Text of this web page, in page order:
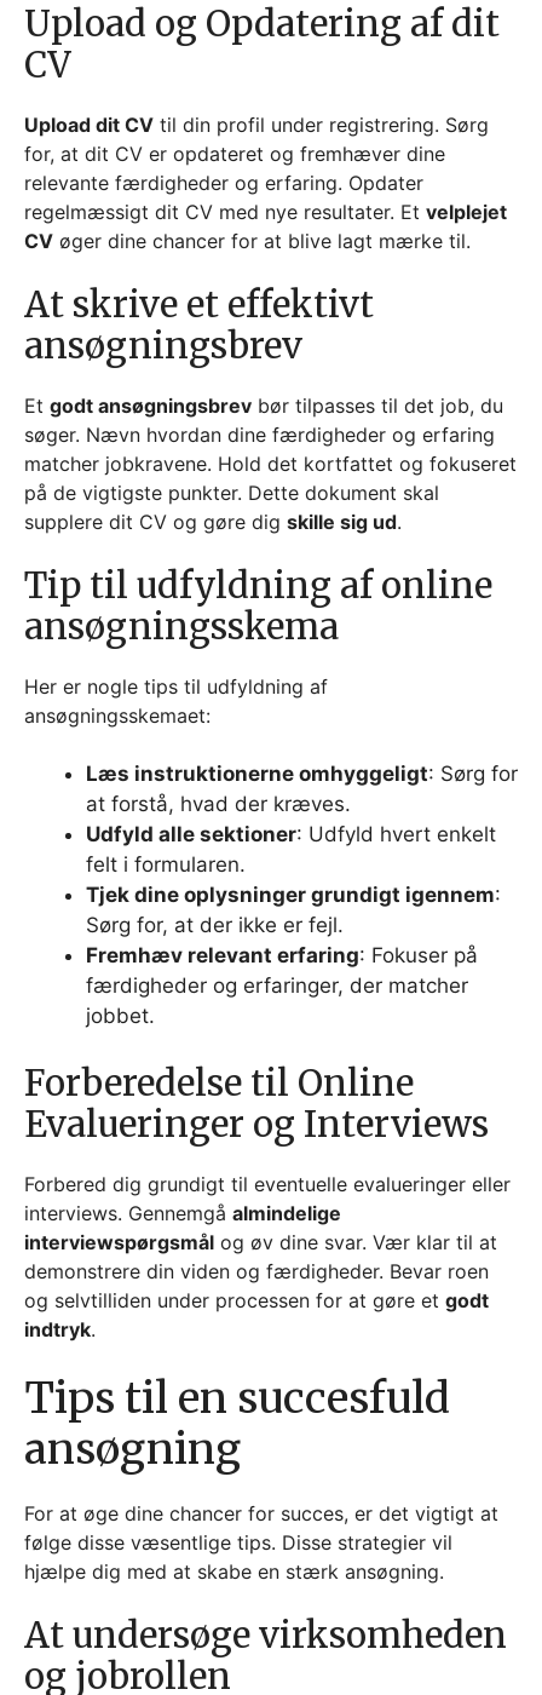
Upload og Opdatering af dit
CV
Upload dit CV til din profil under registrering. Sørg
for, at dit CV er opdateret og fremhæver dine
relevante færdigheder og erfaring. Opdater
regelmæssigt dit CV med nye resultater. Et velplejet
CV øger dine chancer for at blive lagt mærke til.
At skrive et effektivt
ansøgningsbrev
Et godt ansøgningsbrev bør tilpasses til det job, du
søger. Nævn hvordan dine færdigheder og erfaring
matcher jobkravene. Hold det kortfattet og fokuseret
på de vigtigste punkter. Dette dokument skal
supplere dit CV og gøre dig skille sig ud.
Tip til udfyldning af online
ansøgningsskema
Her er nogle tips til udfyldning af
ansøgningsskemaet:
Læs instruktionerne omhyggeligt: Sørg for
at forstå, hvad der kræves.
Udfyld alle sektioner: Udfyld hvert enkelt
felt i formularen.
Tjek dine oplysninger grundigt igennem:
Sørg for, at der ikke er fejl.
Fremhæv relevant erfaring: Fokuser på
færdigheder og erfaringer, der matcher
jobbet.
Forberedelse til Online
Evalueringer og Interviews
Forbered dig grundigt til eventuelle evalueringer eller
interviews. Gennemgå almindelige
interviewspørgsmål og øv dine svar. Vær klar til at
demonstrere din viden og færdigheder. Bevar roen
og selvtilliden under processen for at gøre et godt
indtryk.
Tips til en succesfuld
ansøgning
For at øge dine chancer for succes, er det vigtigt at
følge disse væsentlige tips. Disse strategier vil
hjælpe dig med at skabe en stærk ansøgning.
At undersøge virksomheden
og jobrollen